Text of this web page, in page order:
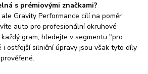
s prémiovými značkami?
Gravity Performance cílí na poměr
auto pro profesionální okruhové
gram, hledejte v segmentu "pro
i ostřejší silniční úpravy jsou však tyto díly